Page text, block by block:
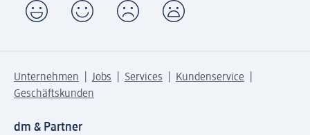
Unternehmen Jobs Services
Kundenservice
Geschäftskunden
dm & Partner